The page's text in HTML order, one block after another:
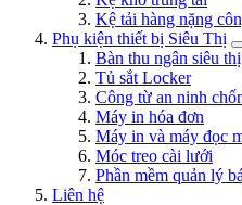
Kệ tải hàng nặng
Phụ kiện thiết bị Siêu Thị
Bàn thu ngân siêu thị
Tủ sắt Locker
Công từ an ninh
Máy in hóa đơn
Máy in và máy đọc
Móc treo cài lưới
Phần mềm quản lý
Liên hệ